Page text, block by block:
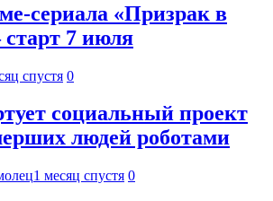
сериала «Призрак в
7 июля
спустя 0
социальный проект
людей роботами
1 месяц спустя 0